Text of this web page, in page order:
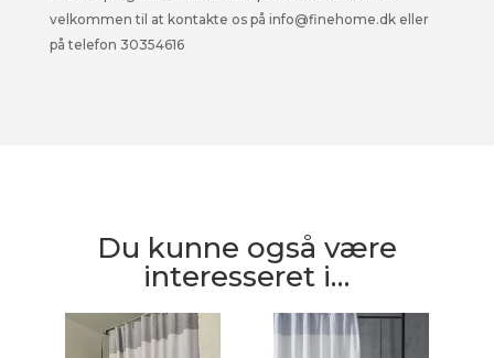
velkommen til at kontakte os på info@finehome.dk eller
på telefon 30354616
Du kunne også være
interesseret i…